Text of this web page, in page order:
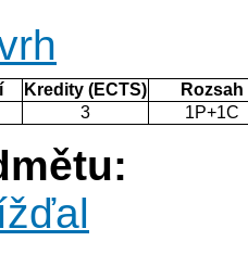
Kredity (ECTS)
Rozsah
3 1P+1C